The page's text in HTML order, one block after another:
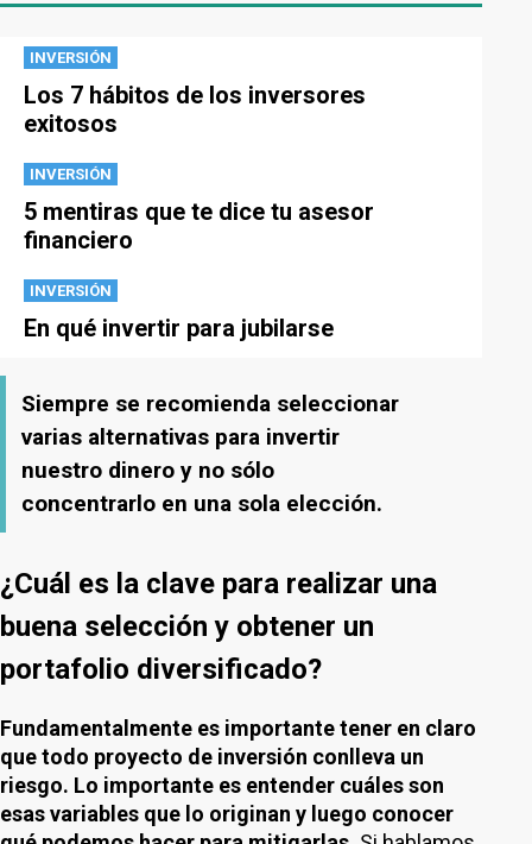
INVERSIÓN
Los 7 hábitos de los inversores
exitosos
INVERSIÓN
5 mentiras que te dice tu asesor
financiero
INVERSIÓN
En qué invertir para jubilarse
Siempre se recomienda seleccionar
varias alternativas para invertir
nuestro dinero y no sólo
concentrarlo en una sola elección.
¿Cuál es la clave para realizar una
buena selección y obtener un
portafolio diversificado?
Fundamentalmente es importante tener en claro
que todo proyecto de inversión conlleva un
riesgo. Lo importante es entender cuáles son
esas variables que lo originan y luego conocer